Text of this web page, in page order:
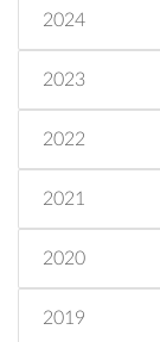
2024
2023
2022
2021
2020
2019